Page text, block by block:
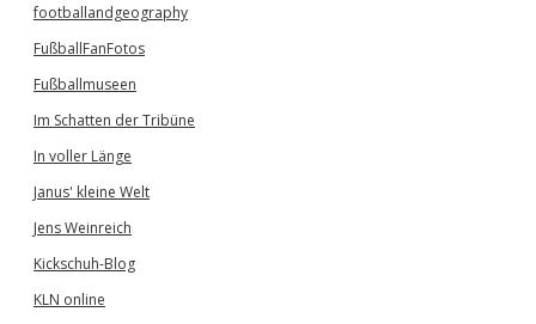
footballandgeography
FußballFanFotos
Fußballmuseen
Im Schatten der Tribüne
In voller Länge
Janus' kleine Welt
Jens Weinreich
Kickschuh-Blog
KLN online